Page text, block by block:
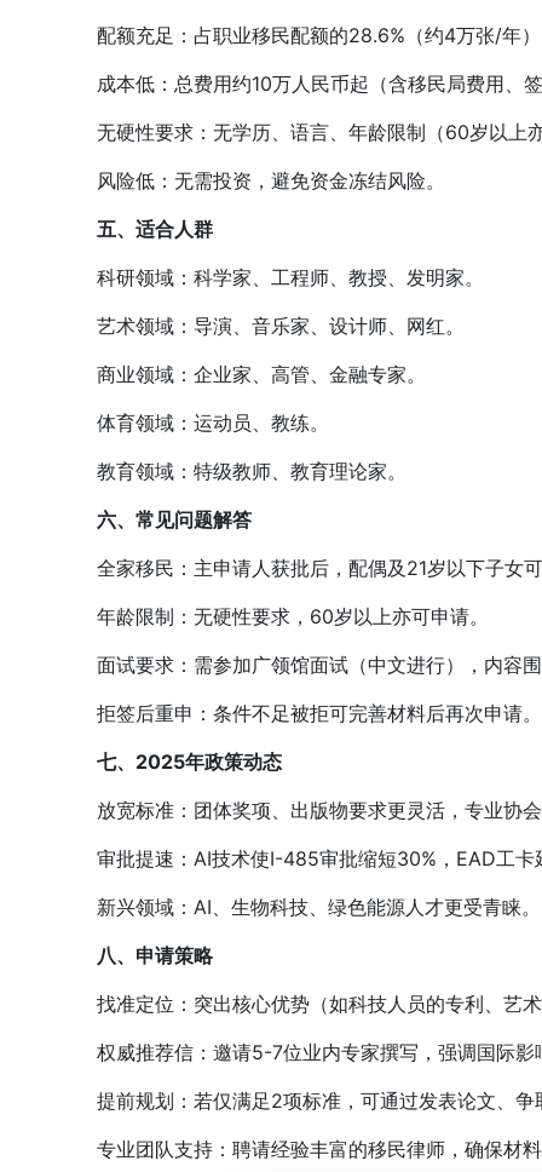
配额充足：占职业移民配额的28.6%（约4万张/年
成本低：总费用约10万人民币起（含移民局费用、
无硬性要求：无学历、语言、年龄限制（60岁以上
风险低：无需投资，避免资金冻结风险。
五、适合人群
科研领域：科学家、工程师、教授、发明家。
艺术领域：导演、音乐家、设计师、网红。
商业领域：企业家、高管、金融专家。
体育领域：运动员、教练。
教育领域：特级教师、教育理论家。
六、常见问题解答
全家移民：主申请人获批后，配偶及21岁以下子女
年龄限制：无硬性要求，60岁以上亦可申请。
面试要求：需参加广领馆面试（中文进行），内容
拒签后重申：条件不足被拒可完善材料后再次申请。
七、2025年政策动态
放宽标准：团体奖项、出版物要求更灵活，专业协
审批提速：AI技术使I-485审批缩短30%，EAD工卡
新兴领域：AI、生物科技、绿色能源人才更受青睐。
八、申请策略
找准定位：突出核心优势（如科技人员的专利、艺
权威推荐信：邀请5-7位业内专家撰写，强调国际影
提前规划：若仅满足2项标准，可通过发表论文、争
专业团队支持：聘请经验丰富的移民律师，确保材